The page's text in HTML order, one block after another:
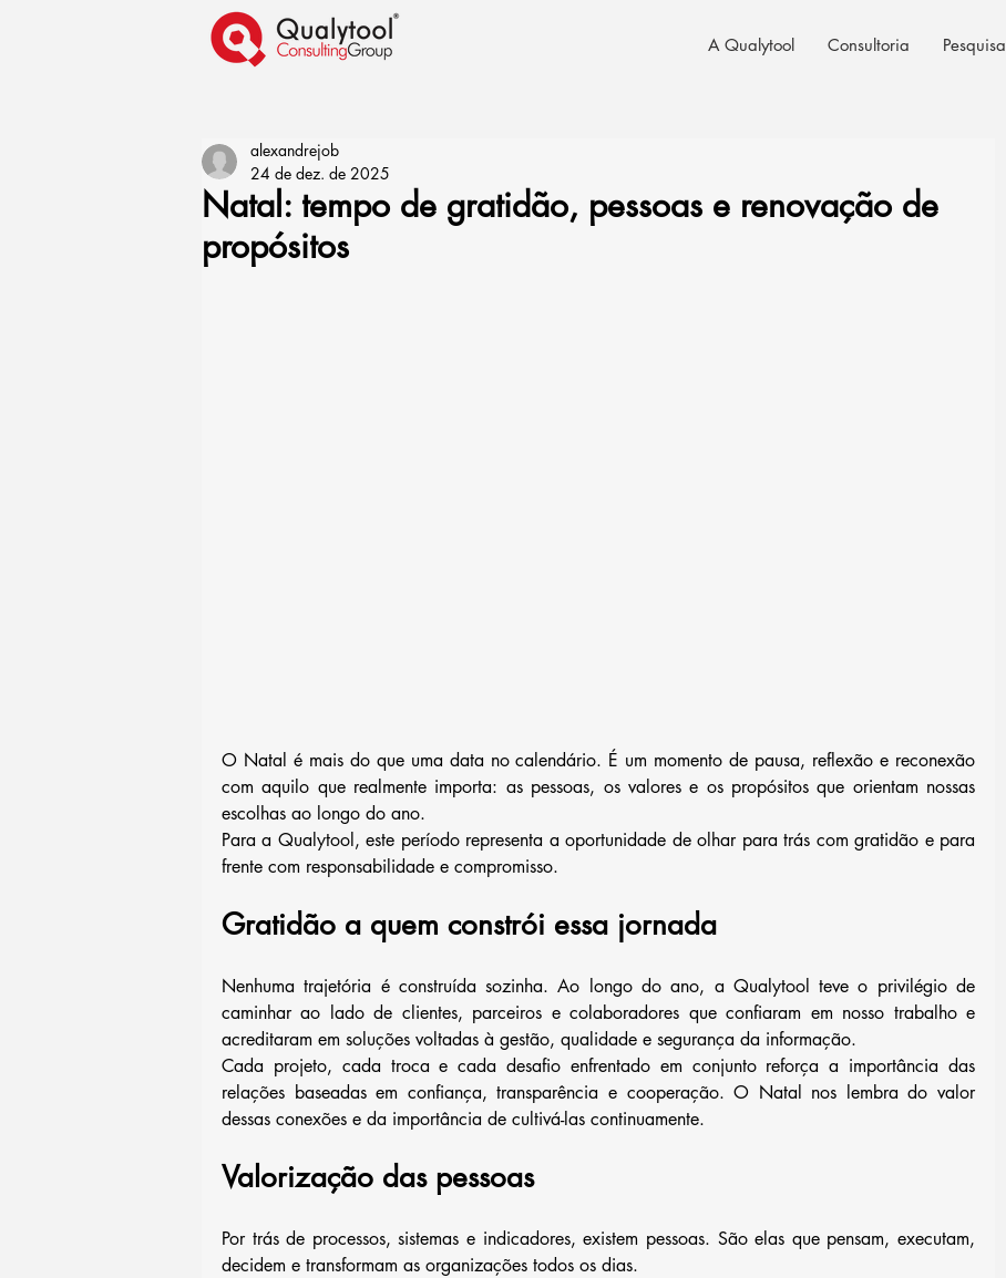
A Qualytool Consultoria Pesquisa
Natal: tempo de gratidão, pessoas e renovação de
propósitos
alexandrejob
24 de dez. de 2025
O Natal é mais do que uma data no calendário. É um momento de pausa, reflexão e reconexão
com aquilo que realmente importa: as pessoas, os valores e os propósitos que orientam nossas
escolhas ao longo do ano.
Para a Qualytool, este período representa a oportunidade de olhar para trás com gratidão e para
frente com responsabilidade e compromisso.
Gratidão a quem constrói essa jornada
Nenhuma trajetória é construída sozinha. Ao longo do ano, a Qualytool teve o privilégio de
caminhar ao lado de clientes, parceiros e colaboradores que confiaram em nosso trabalho e
acreditaram em soluções voltadas à gestão, qualidade e segurança da informação.
Cada projeto, cada troca e cada desafio enfrentado em conjunto reforça a importância das
relações baseadas em confiança, transparência e cooperação. O Natal nos lembra do valor
dessas conexões e da importância de cultivá-las continuamente.
Valorização das pessoas
Por trás de processos, sistemas e indicadores, existem pessoas. São elas que pensam, executam,
decidem e transformam as organizações todos os dias.